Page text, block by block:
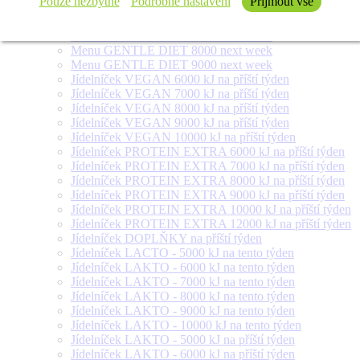
Menu FOR DIABETICS 300 g next week
Menu GENTLE DIET 8000 next week
Menu GENTLE DIET 9000 next week
Jídelníček VEGAN 6000 kJ na příští týden
Jídelníček VEGAN 7000 kJ na příští týden
Jídelníček VEGAN 8000 kJ na příští týden
Jídelníček VEGAN 9000 kJ na příští týden
Jídelníček VEGAN 10000 kJ na příští týden
Jídelníček PROTEIN EXTRA 6000 kJ na příští týden
Jídelníček PROTEIN EXTRA 7000 kJ na příští týden
Jídelníček PROTEIN EXTRA 8000 kJ na příští týden
Jídelníček PROTEIN EXTRA 9000 kJ na příští týden
Jídelníček PROTEIN EXTRA 10000 kJ na příští týden
Jídelníček PROTEIN EXTRA 12000 kJ na příští týden
Jídelníček DOPLŇKY na příští týden
Jídelníček LACTO - 5000 kJ na tento týden
Jídelníček LAKTO - 6000 kJ na tento týden
Jídelníček LAKTO - 7000 kJ na tento týden
Jídelníček LAKTO - 8000 kJ na tento týden
Jídelníček LAKTO - 9000 kJ na tento týden
Jídelníček LAKTO - 10000 kJ na tento týden
Jídelníček LAKTO - 5000 kJ na příští týden
Jídelníček LAKTO - 6000 kJ na příští týden